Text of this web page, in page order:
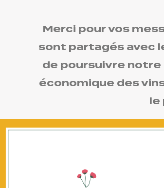
Merci pour vos
sont partagés avec
de poursuivre notre
économique des
le